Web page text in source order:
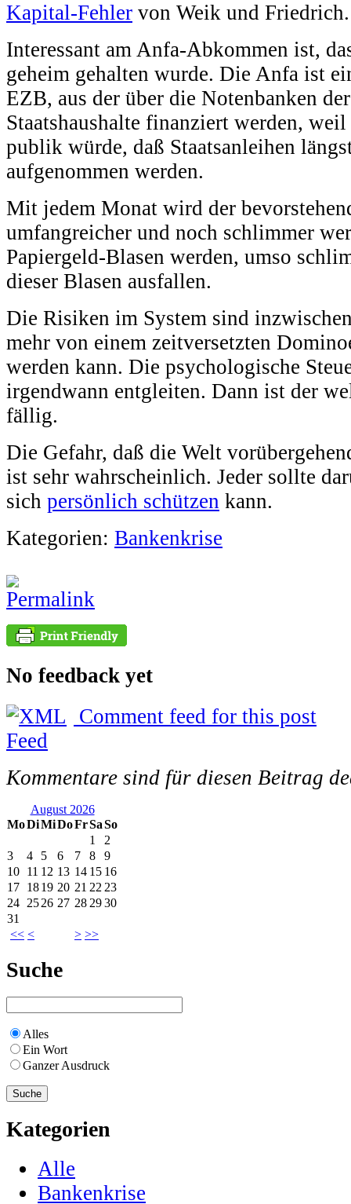
Kapital-Fehler von Weik und Friedrich.
Interessant am Anfa-Abkommen ist,
geheim gehalten wurde. Die Anfa ist
EZB, aus der über die Notenbanken
Staatshaushalte finanziert werden,
publik würde, daß Staatsanleihen
aufgenommen werden.
Mit jedem Monat wird der
umfangreicher und noch schlimmer
Papiergeld-Blasen werden, umso
dieser Blasen ausfallen.
Die Risiken im System sind
mehr von einem zeitversetzten
werden kann. Die psychologische
irgendwann entgleiten. Dann ist der
fällig.
Die Gefahr, daß die Welt
ist sehr wahrscheinlich. Jeder sollte
sich persönlich schützen kann.
Kategorien: Bankenkrise
No feedback yet
Comment feed for this post
Kommentare sind für diesen Beitrag
August 2026
MoDiMiDoFrSaSo
<< < > >>
1
2
3
4 5 6 7 8
9
10 11 12 13 14 15 16
17 1819 20 21 22 23
24 2526 27 28 2930
31
Suche
Alles
Ein Wort
Ganzer Ausdruck
Kategorien
Alle
Bankenkrise